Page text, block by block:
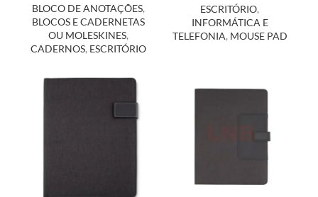
BLOCO DE ANOTAÇÕES,
BLOCOS E CADERNETAS
OU MOLESKINES,
CADERNOS, ESCRITÓRIO
04061
ESCRITÓRIO,
INFORMÁTICA E
TELEFONIA, MOUSE PAD